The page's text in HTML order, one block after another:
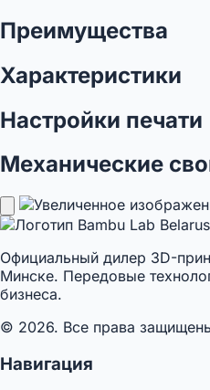
Преимущества
Характеристики
Настройки печати
Механические
Официальный дилер 3D-
Минске. Передовые
бизнеса.
© 2026. Все права
Навигация